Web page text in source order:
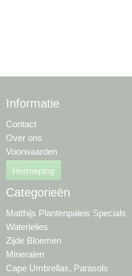
Informatie
Contact
Over ons
Voorwaarden
Herroeping
Categorieën
Matthijs Plantenpaleis Specials
Waterlelies
Zijde Bloemen
Mineralen
Cape Umbrellas, Parasols